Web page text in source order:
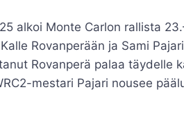
alkoi Monte Carlon rallista
Rovanperään ja Sami
Rovanperä palaa täydelle
mestari Pajari nousee